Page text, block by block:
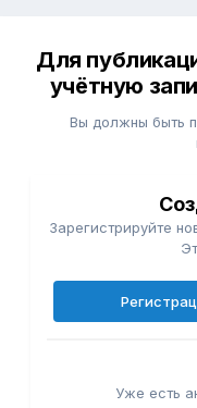
Для
учётную
Вы должны быть
Зарегистрируйте
Уже есть